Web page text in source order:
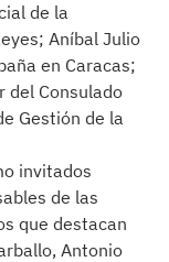
de la
Aníbal Julio
en Caracas;
del Consulado
Gestión de la
invitados
de las
que destacan
Antonio